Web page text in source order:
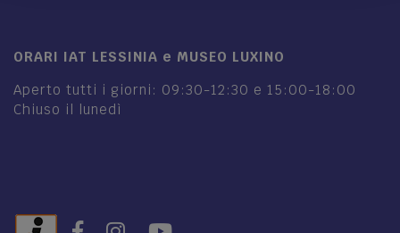
ORARI IAT LESSINIA e MUSEO LUXINO
Aperto tutti i giorni: 09:30-12:30 e 15:00-18:00
Chiuso il lunedì